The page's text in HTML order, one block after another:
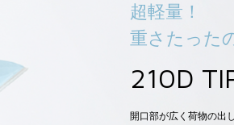
超軽量！
重さたった
210D
開口部が広く荷物の出